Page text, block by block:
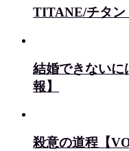
TITANE/チタン
結婚できない
報】
殺意の道程【